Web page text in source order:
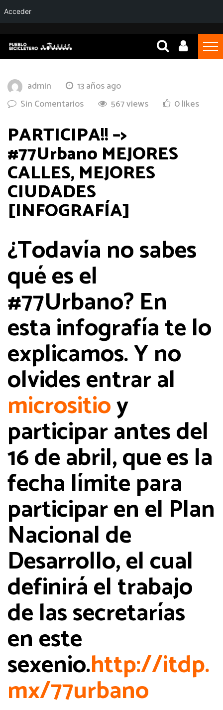
admin
13 años ago
Sin Comentarios
567 views 0 likes
PARTICIPA!! –>
#77Urbano MEJORES
CALLES, MEJORES
CIUDADES
[INFOGRAFÍA]
¿Todavía no sabes
qué es el
#77Urbano? En
esta infografía te lo
explicamos. Y no
olvides entrar al
micrositioy
participar antes del
16 de abril, que es la
fecha límite para
participar en el Plan
Nacional de
Desarrollo, el cual
definirá el trabajo
de las secretarías
en este
sexenio.http://itdp.
mx/77urbano
Acceder